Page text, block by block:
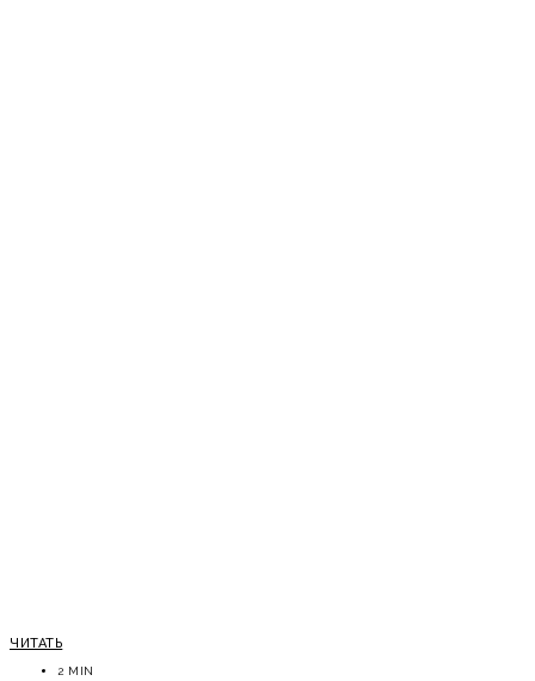
ЧИТАТЬ
2 MIN